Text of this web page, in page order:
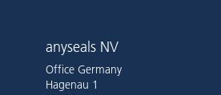
anyseals NV
Office Germany
Hagenau 1